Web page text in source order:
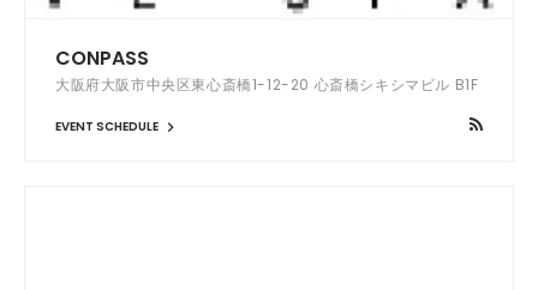
CONPASS
大阪府大阪市中央区東心斎橋1-12-20 心斎橋シキシマビル B1F
EVENT SCHEDULE